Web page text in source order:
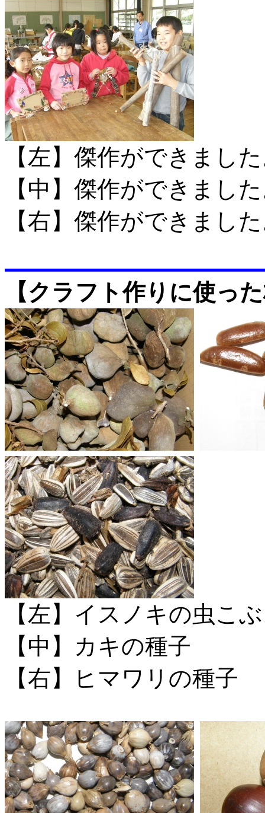
【左】傑作ができまし
【中】傑作ができまし
【右】傑作ができまし
【クラフト作りに使っ
【左】イスノキの虫こ
【中】カキの種子
【右】ヒマワリの種子